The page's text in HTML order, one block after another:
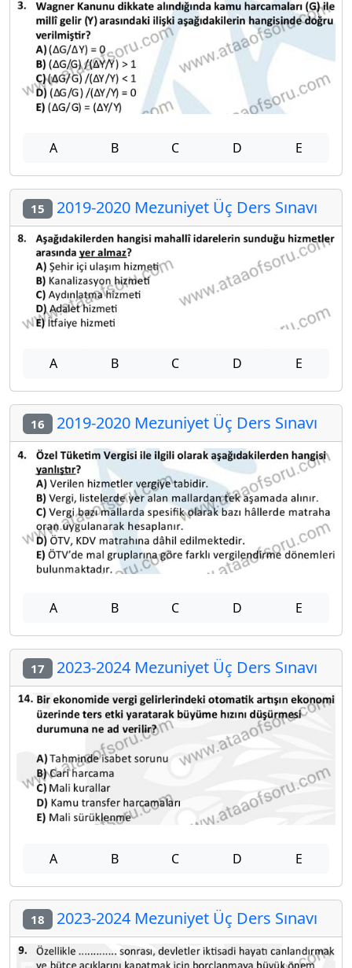
A B C D E
15 2019-2020 Mezuniyet Üç Ders Sınavı
A B C D E
16 2019-2020 Mezuniyet Üç Ders Sınavı
A B C D E
17 2023-2024 Mezuniyet Üç Ders Sınavı
A B C D E
18 2023-2024 Mezuniyet Üç Ders Sınavı